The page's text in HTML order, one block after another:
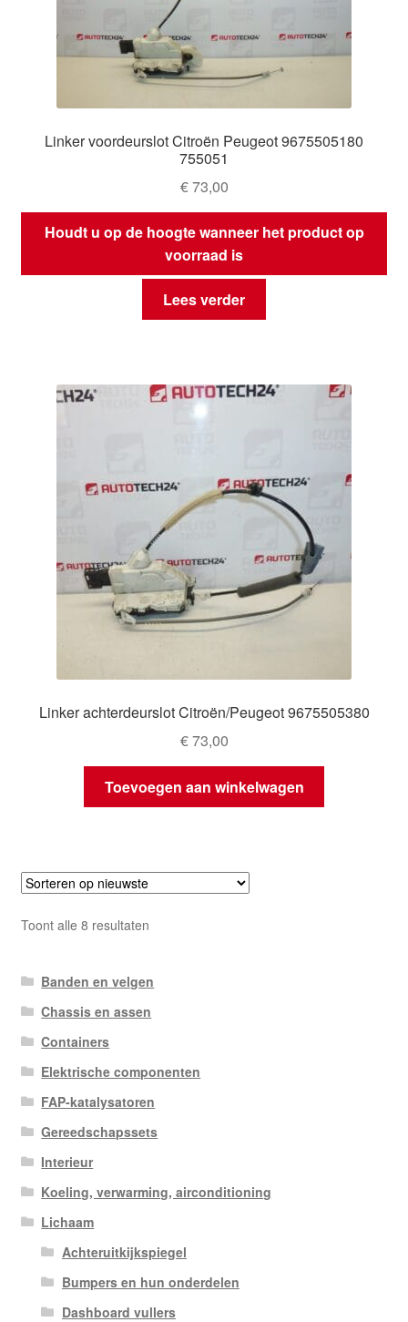
Linker voordeurslot Citroën Peugeot 9675505180
755051
€73,00
Houdt u op de hoogte wanneer het product op
voorraad is
Lees verder
Linker achterdeurslot Citroën/Peugeot 9675505380
€73,00
Toevoegen aan winkelwagen
Toont alle 8 resultatenGesorteerd
Banden en velgen
Chassis en assen
Containers
Elektrische componenten
FAP-katalysatoren
Gereedschapssets
Interieur
Koeling, verwarming, airconditioning
Lichaam
Achteruitkijkspiegel
Bumpers en hun onderdelen
Dashboard vullers